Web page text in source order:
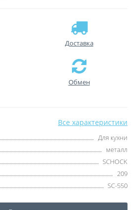
Доставка
Обмен
Все характеристики
Для кухни
металл
SCHOCK
209
SC-550